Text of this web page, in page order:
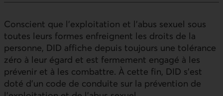
Conscient que l’exploitation et l’abus sexuel sous
toutes leurs formes enfreignent les droits de la
personne, DID affiche depuis toujours une tolérance
zéro à leur égard et est fermement engagé à les
prévenir et à les combattre. À cette fin, DID s’est
doté d’un code de conduite sur la prévention de